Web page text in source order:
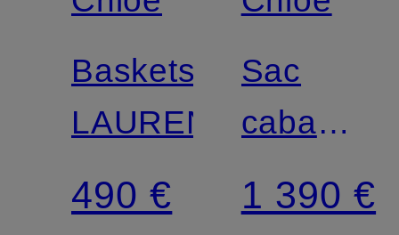
Baskets
LAUREN
490 €
Sac
cabas
CLOVER
1 390 €